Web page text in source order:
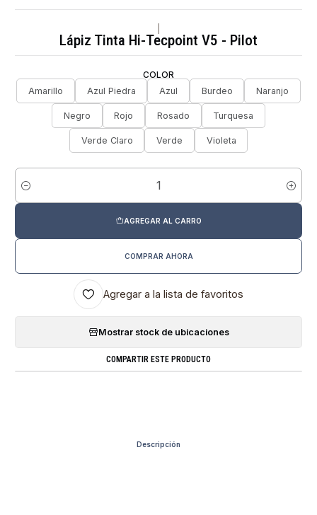
Lápiz Tinta Hi-Tecpoint V5 - Pilot
COLOR
Amarillo
Azul Piedra Azul Burdeo Naranjo
Negro Rojo Rosado Turquesa
Verde Claro Verde Violeta
Cantidad
AGREGAR AL CARRO
COMPRAR AHORA
Agregar a la lista de favoritos
Mostrar stock de ubicaciones
COMPARTIR ESTE PRODUCTO
Descripción